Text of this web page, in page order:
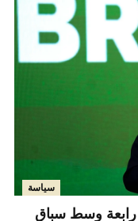
سياسة
رابعة وسط سباق